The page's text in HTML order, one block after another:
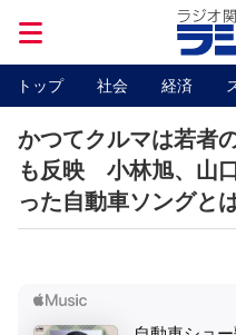
トップ 社会 経済
かつてクルマは若者
も反映 小林旭、山
った自動車ソングと